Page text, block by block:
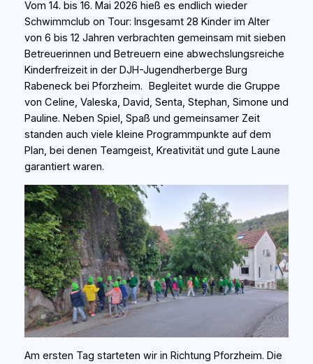
Vom 14. bis 16. Mai 2026 hieß es endlich wieder
Schwimmclub on Tour: Insgesamt 28 Kinder im Alter
von 6 bis 12 Jahren verbrachten gemeinsam mit sieben
Betreuerinnen und Betreuern eine abwechslungsreiche
Kinderfreizeit in der DJH-Jugendherberge Burg
Rabeneck bei Pforzheim. Begleitet wurde die Gruppe
von Celine, Valeska, David, Senta, Stephan, Simone und
Pauline. Neben Spiel, Spaß und gemeinsamer Zeit
standen auch viele kleine Programmpunkte auf dem
Plan, bei denen Teamgeist, Kreativität und gute Laune
garantiert waren.
Am ersten Tag starteten wir in Richtung Pforzheim. Die